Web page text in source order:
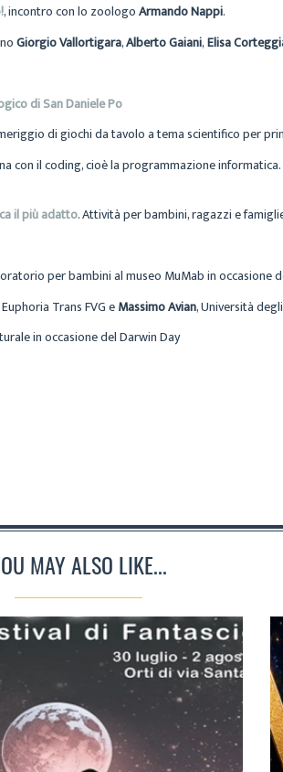
, incontro con lo zoologoArmando Nappi.
Giorgio Vallortigara,Alberto Gaiani,Elisa
di San Daniele Po
di giochi da tavolo a tema scientifico per
con il coding, cioè la programmazione
il più adatto. Attività per bambini, ragazzi e
per bambini al museo MuMab in occasione
Trans FVG eMassimo Avian, Università
in occasione del Darwin Day
MAY ALSO LIKE...